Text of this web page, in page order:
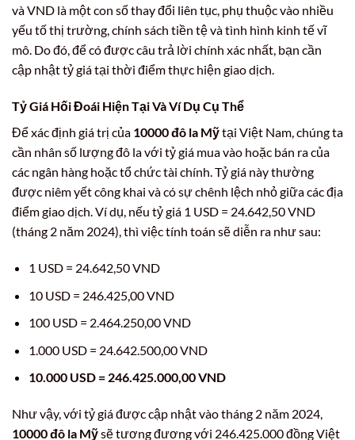
và VND là một con số thay đổi liên tục, phụ thuộc vào nhiều
yếu tố thị trường, chính sách tiền tệ và tình hình kinh tế vĩ
mô. Do đó, để có được câu trả lời chính xác nhất, bạn cần
cập nhật tỷ giá tại thời điểm thực hiện giao dịch.
Tỷ Giá Hối Đoái Hiện Tại Và Ví Dụ Cụ Thể
Để xác định giá trị của 10000 đô la Mỹtại Việt Nam, chúng ta
cần nhân số lượng đô la với tỷ giá mua vào hoặc bán ra của
các ngân hàng hoặc tổ chức tài chính. Tỷ giá này thường
được niêm yết công khai và có sự chênh lệch nhỏ giữa các địa
điểm giao dịch. Ví dụ, nếu tỷ giá 1 USD = 24.642,50 VND
(tháng 2 năm 2024), thì việc tính toán sẽ diễn ra như sau:
1 USD = 24.642,50 VND
10 USD = 246.425,00 VND
100 USD = 2.464.250,00 VND
1.000 USD = 24.642.500,00 VND
10.000 USD = 246.425.000,00 VND
Như vậy, với tỷ giá được cập nhật vào tháng 2 năm 2024,
10000 đô la Mỹsẽ tương đương với 246.425.000 đồng Việt